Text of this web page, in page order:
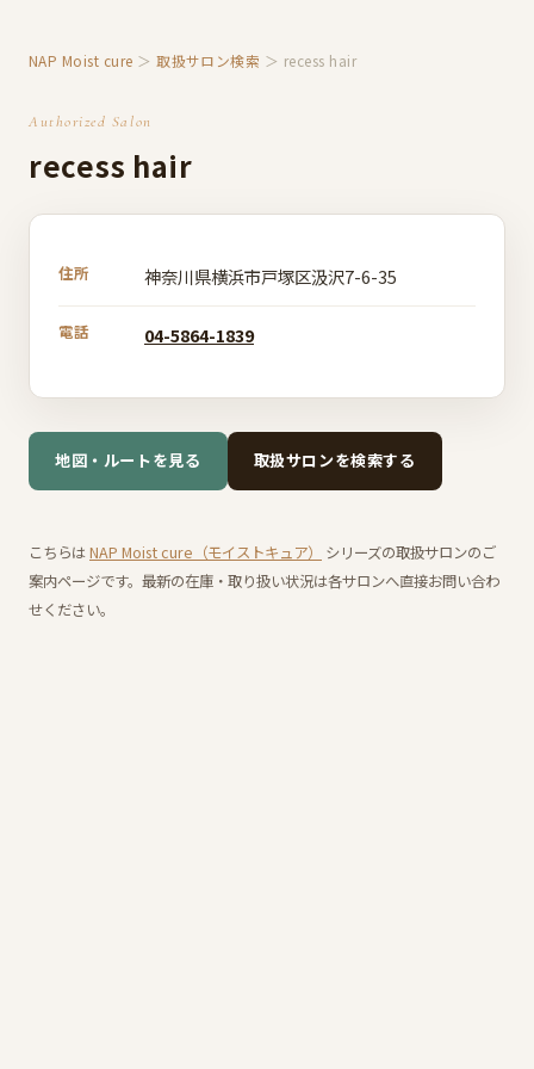
NAP Moist cure ＞取扱サロン検索 ＞ recess hair
Authorized Salon
recess hair
住所 神奈川県横浜市戸塚区汲沢7-6-35
電話 04-5864-1839
地図・ルートを見る 取扱サロンを検索する
こちらはNAP Moist cure（モイストキュア）
シリーズの取扱サロンのご
案内ページです。最新の在庫・取り扱い状況は各サロンへ直接お問い合わ
せください。